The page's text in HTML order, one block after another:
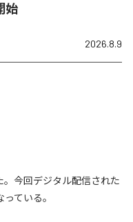
始
2026.8.9
。今回デジタル配信された
ている。